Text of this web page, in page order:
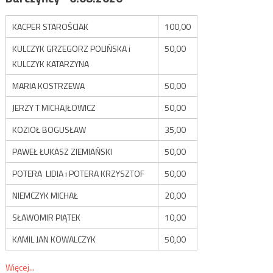
KACPER STAROŚCIAK
100,00
KULCZYK GRZEGORZ POLIŃSKA i
KULCZYK KATARZYNA
50,00
MARIA KOSTRZEWA
50,00
JERZY T MICHAJŁOWICZ
50,00
KOZIOŁ BOGUSŁAW
35,00
PAWEŁ ŁUKASZ ZIEMIAŃSKI
50,00
POTERA LIDIA i POTERA KRZYSZTOF
50,00
NIEMCZYK MICHAŁ
20,00
SŁAWOMIR PIĄTEK
10,00
KAMIL JAN KOWALCZYK
50,00
Więcej...